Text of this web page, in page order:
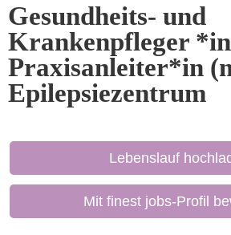
Gesundheits- und
Krankenpfleger
Praxisanleiter*in
Epilepsiezentrum
Lebenslauf
Mit finest jobs-Profil